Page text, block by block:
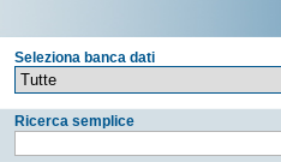
Seleziona banca dati
Ricerca semplice